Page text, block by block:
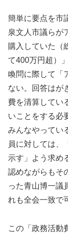
簡単に要点を市
泉文人市議らが
購入していた（
て400万円超）
喚問に際して「
ない。回答はが
費を清算してい
いことをする必
みんなやってい
員に対しては、
示す」よう求め
認めながらもそ
った青山博一議
れも全会一致で
この「政務活動